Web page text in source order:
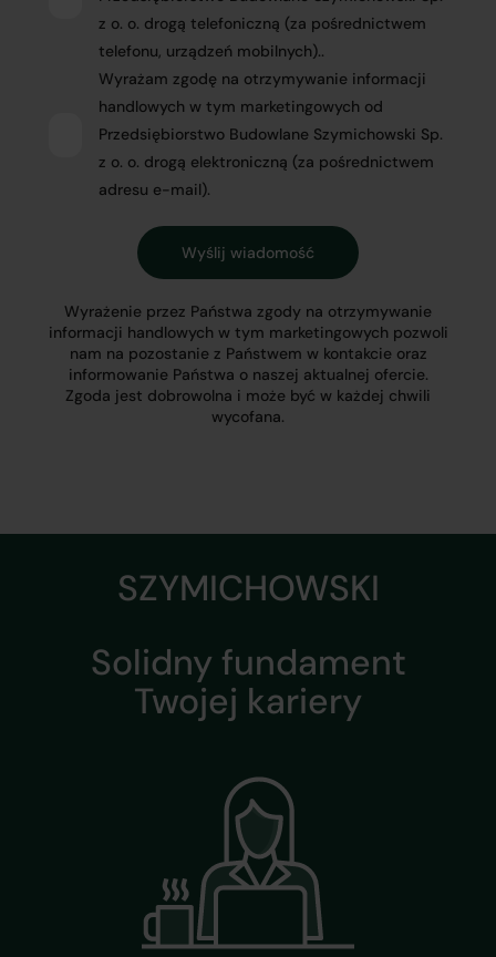
z o. o. drogą telefoniczną (za pośrednictwem
telefonu, urządzeń mobilnych)..
Wyrażam zgodę na otrzymywanie informacji
handlowych w tym marketingowych od
Przedsiębiorstwo Budowlane Szymichowski Sp.
z o. o. drogą elektroniczną (za pośrednictwem
adresu e-mail).
Wyrażenie przez Państwa zgody na otrzymywanie
informacji handlowych w tym marketingowych pozwoli
nam na pozostanie z Państwem w kontakcie oraz
informowanie Państwa o naszej aktualnej ofercie.
Zgoda jest dobrowolna i może być w każdej chwili
wycofana.
SZYMICHOWSKI
Solidny fundament
Twojej kariery